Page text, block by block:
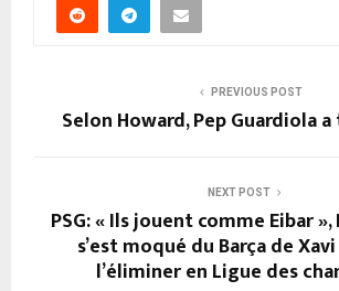
PREVIOUS POST
Selon Howard, Pep Guardiola
NEXT POST
PSG: « Ils jouent comme Eibar
s’est moqué du Barça de
l’éliminer en Ligue des